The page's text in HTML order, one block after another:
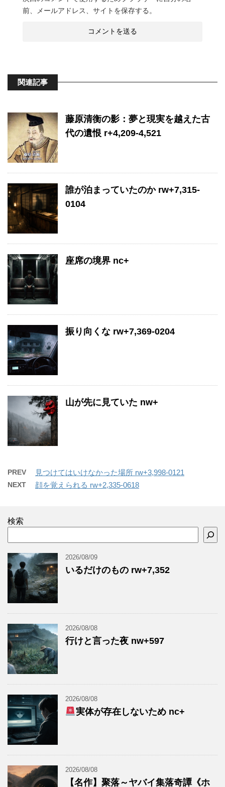
前、メールアドレス、サイトを保存する。
関連記事
藤原清衡の影：夢と現実を越えた古
代の遺恨 r+4,209-4,521
誰が泊まっていたのか rw+7,315-
0104
座席の境界 nc+
振り向くな rw+7,369-0204
山が先に見ていた nw+
PREV 見つけてはいけなかった場所 rw+3,998-0121
NEXT 顔を覚えられる rw+2,335-0618
検索
2026/08/09
いるだけのもの rw+7,352
2026/08/08
行けと言った夜 nw+597
2026/08/08
実体が存在しないため nc+
2026/08/08
【名作】聚落～ヤバイ集落奇譚《ホ